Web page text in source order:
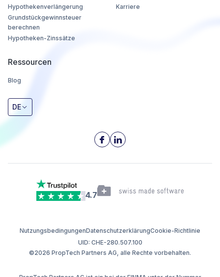
Hypothekenverlängerung
Grundstückgewinnsteuer
berechnen
Hypotheken-Zinssätze
Karriere
Ressourcen
Blog
DE
4.7
©2026 PropTech Partners AG, alle Rechte vorbehalten.
NutzungsbedingungenDatenschutzerklärungCookie-Richtlinie
UID: CHE-280.507.100